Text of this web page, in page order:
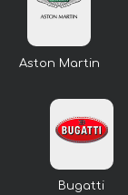
Aston Martin
Bugatti